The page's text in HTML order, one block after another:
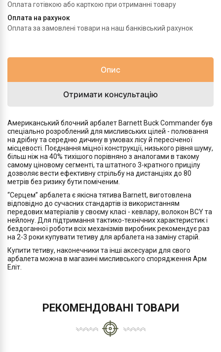
Оплата готівкою або карткою при отриманні товару
Оплата на рахунок
Оплата за замовлені товари на наш банківський рахунок
Опис
Отримати консультацію
Американський блочний арбалет Barnett Buck Commander був
спеціально розроблений для мисливських цілей - полювання
на дрібну та середню дичину в умовах лісу й пересіченої
місцевості. Поєднання міцної конструкції, низького рівня шуму,
більш ніж на 40% тихішого порівняно з аналогами в такому
самому ціновому сегменті, та штатного 3-кратного прицілу
дозволяє вести ефективну стрільбу на дистанціях до 80
метрів без ризику бути поміченим.
“Серцем” арбалета є якісна тятива Barnett, виготовлена
відповідно до сучасних стандартів із використанням
передових матеріалів у своєму класі - кевлару, волокон BCY та
нейлону. Для підтримання тактико-технічних характеристик і
бездоганної роботи всіх механізмів виробник рекомендує раз
на 2-3 роки купувати тетиву для арбалета на заміну старій.
Купити тетиву, наконечники та інші аксесуари для свого
арбалета можна в магазині мисливського спорядження Арм
Еліт.
РЕКОМЕНДОВАНІ ТОВАРИ